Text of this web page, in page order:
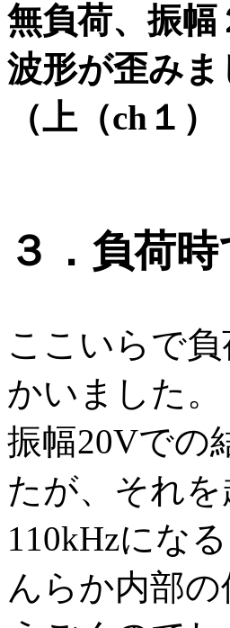
無負荷、振
波形が歪みま
（上（ch１
３．負荷
ここいらで
かいました。
振幅20Vでの
たが、それを
110kHzにな
んらか内部